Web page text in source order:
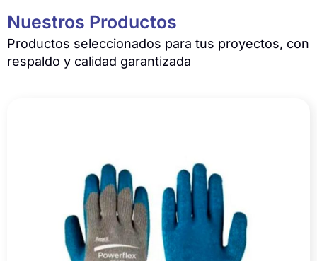
Nuestros Productos
Productos seleccionados para tus proyectos, con
respaldo y calidad garantizada